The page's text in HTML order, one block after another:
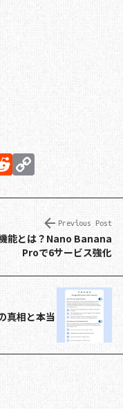
R
d
di
t
p
y
Li
n
Previous Post
能とは？Nano Banana
Proで6サービス強化
真相と本当